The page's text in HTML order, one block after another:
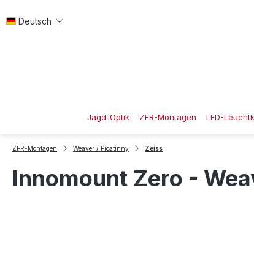
Deutsch
Jagd-Optik ZFR-Montagen LED-
ZFR-Montagen Weaver / Picatinny Zeiss
Innomount Zero -